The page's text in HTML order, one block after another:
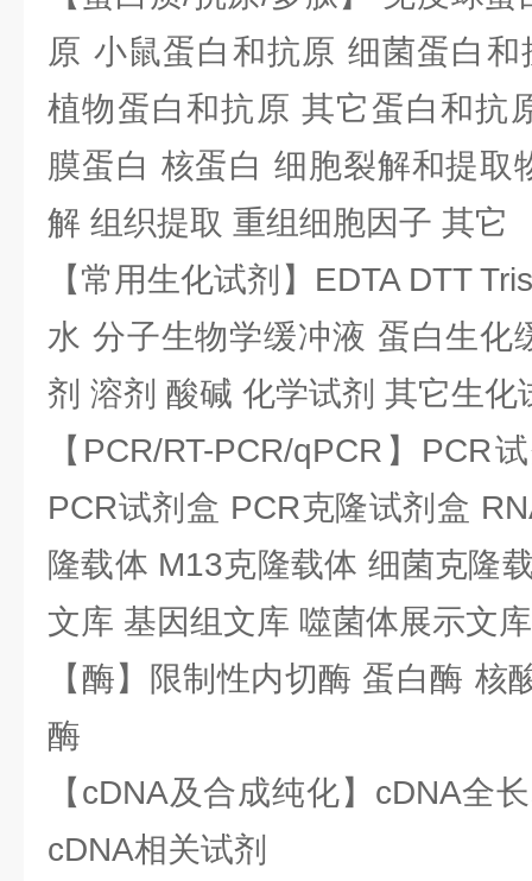
原 小鼠蛋白和抗原 细菌蛋白
植物蛋白和抗原 其它蛋白和抗
膜蛋白 核蛋白 细胞裂解和提取
解 组织提取 重组细胞因子 其它
【常用生化试剂】EDTA DTT
水 分子生物学缓冲液 蛋白生化
剂 溶剂 酸碱 化学试剂 其它生化
【PCR/RT-PCR/qPCR】PCR
PCR试剂盒 PCR克隆试剂盒
隆载体 M13克隆载体 细菌克隆
文库 基因组文库 噬菌体展示文库
【酶】限制性内切酶 蛋白酶 核
酶
【cDNA及合成纯化】cDNA全
cDNA相关试剂